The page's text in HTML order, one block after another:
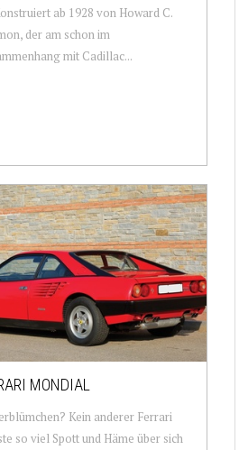
ab 1928 von Howard C.
der am schon im
mit Cadillac...
MONDIAL
Kein anderer Ferrari
so viel Spott und Häme über sich